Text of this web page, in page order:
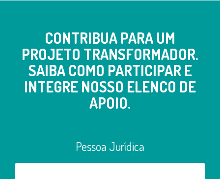
CONTRIBUA PARA UM
PROJETO TRANSFORMADOR.
SAIBA COMO PARTICIPAR E
INTEGRE NOSSO ELENCO DE
APOIO.
Pessoa Jurídica